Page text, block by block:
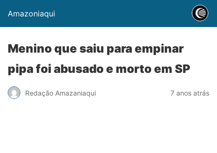
Amazoniaqui
Menino que saiu para empinar
pipa foi abusado e morto em SP
Redação Amazaniaqui 7 anos atrás